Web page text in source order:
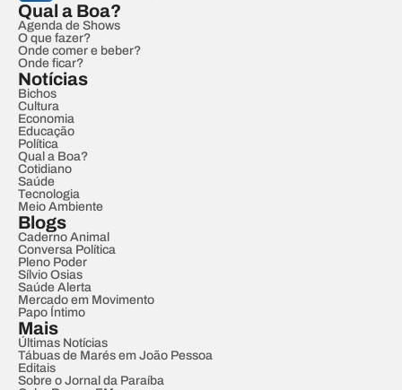
Qual a Boa?
Agenda de Shows
O que fazer?
Onde comer e beber?
Onde ficar?
Notícias
Bichos
Cultura
Economia
Educação
Política
Qual a Boa?
Cotidiano
Saúde
Tecnologia
Meio Ambiente
Blogs
Caderno Animal
Conversa Política
Pleno Poder
Sílvio Osias
Saúde Alerta
Mercado em Movimento
Papo Íntimo
Mais
Últimas Notícias
Tábuas de Marés em João Pessoa
Editais
Sobre o Jornal da Paraíba